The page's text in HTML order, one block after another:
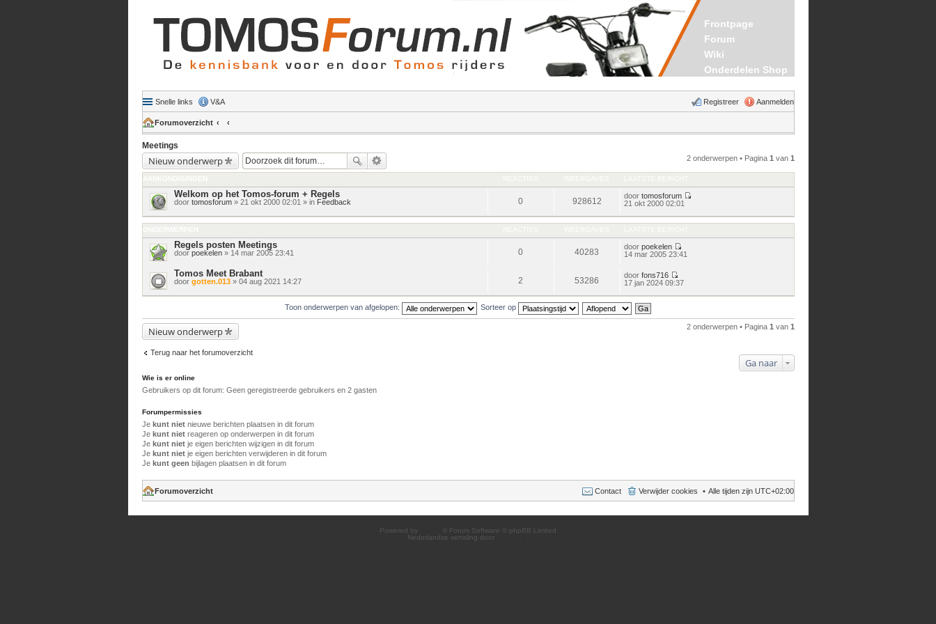
Frontpage
Forum
Wiki
Onderdelen Shop
Snelle links V&A Aanmelden
Registreer
Forumoverzicht
Meetings
Nieuw onderwerp 2 onderwerpen • Pagina 1 van 1
Welkom op het Tomos-forum + Regels
door tomosforum» 21 okt 2000 02:01 » in Feedback 0 928612
door tomosforum
bericht
21 okt 2000 02:01
Regels posten Meetings
door poekelen» 14 mar 2005 23:41 0 40283
door poekelen
Bekijk
14 mar 2005 23:41
Tomos Meet Brabant
door gotten.013» 04 aug 2021 14:27 2 53286
door fons716
Bekijk
bericht
17 jan 2024 09:37
Toon onderwerpen van afgelopen: Sorteer op
Nieuw onderwerp 2 onderwerpen • Pagina 1 van 1
Terug naar het forumoverzicht
Ga naar
Wie is er online
Gebruikers op dit forum: Geen geregistreerde gebruikers en 2 gasten
Forumpermissies
Je kunt nietnieuwe berichten plaatsen in dit forum
Je kunt nietreageren op onderwerpen in dit forum
Je kunt nietje eigen berichten wijzigen in dit forum
Je kunt nietje eigen berichten verwijderen in dit forum
Je kunt geen bijlagen plaatsen in dit forum
Forumoverzicht Alle tijden zijn UTC+02:00
Verwijder cookies
Contact
Powered by
® Forum Software © phpBB Limited
Nederlandse vertaling door